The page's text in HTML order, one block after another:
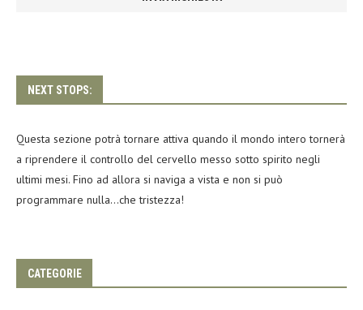
NEXT STOPS:
Questa sezione potrà tornare attiva quando il mondo intero tornerà
a riprendere il controllo del cervello messo sotto spirito negli
ultimi mesi. Fino ad allora si naviga a vista e non si può
programmare nulla…che tristezza!
CATEGORIE